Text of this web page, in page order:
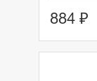
884 ₽